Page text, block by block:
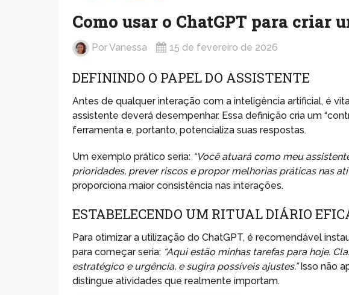
Como usar o ChatGPT para criar
PorVanessa 15 de fevereiro de 2026
DEFININDO O PAPEL DO ASSISTENTE
Antes de qualquer interação com a inteligência artificial, é
assistente deverá desempenhar. Essa definição cria um
ferramenta e, portanto, potencializa suas respostas.
Um exemplo prático seria: “Você atuará como meu
prioridades, prever riscos e propor melhorias práticas nas
proporciona maior consistência nas interações.
ESTABELECENDO UM RITUAL DIÁRIO
Para otimizar a utilização do ChatGPT, é recomendável
para começar seria: “Aqui estão minhas tarefas para hoje.
estratégico e urgência, e sugira possíveis ajustes.”Isso não
distingue atividades que realmente importam.